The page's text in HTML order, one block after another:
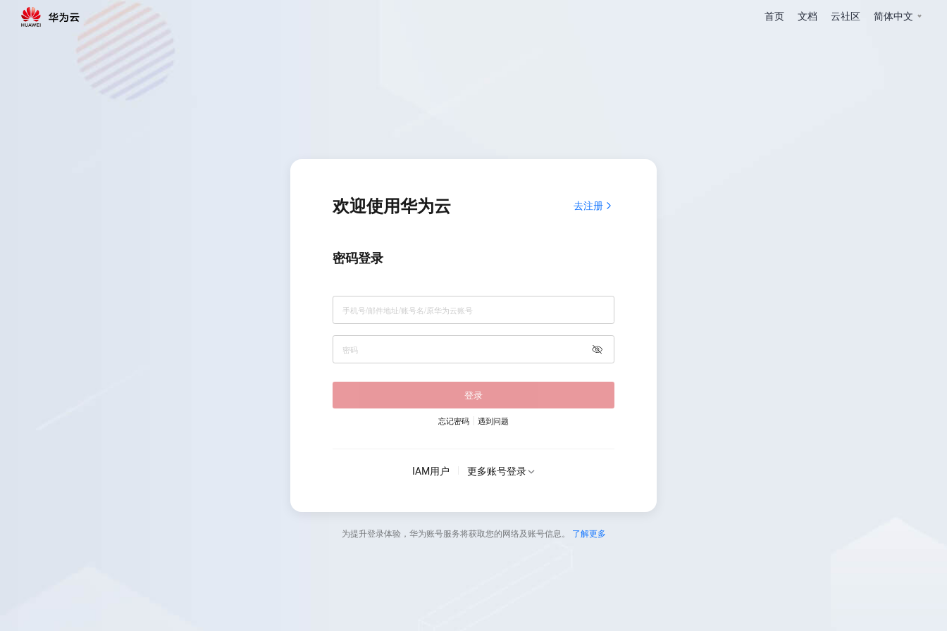
首页 文档 云社区 简体中文
欢迎使用华为云 去注册
密码登录
登录
忘记密码 遇到问题
IAM用户 更多账号登录
为提升登录体验，华为账号服务将获取您的网络及账号信息。 了解更多